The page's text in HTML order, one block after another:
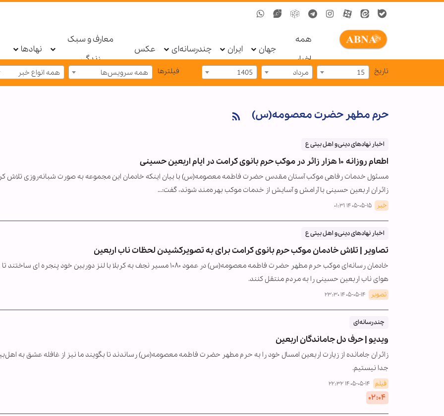
همه
اخبار
جهان ایران چندرسانه‌ای عکس
معارف و سبک
زندگی
نهادها
تاریخ 15 مرداد 1405 فیلترها همه سرویس‌ها همه انواع خبر
حرم مطهر حضرت معصومه(س)
اخبار نهادهای دینی و اهل بیتی ع
اطعام روزانه ۱۰ هزار زائر در موکب حرم بانوی کرامت در ایام اربعین حسینی
مسئول خدمات رفاهی موکب آستان مقدس حضرت فاطمه معصومه(س) با بیان اینکه خادمان این مجموعه به صورت شبانه‌روزی تلاش
زائران اربعین حسینی با آرامش و آسایش از خدمات موکب بهره‌مند شوند، گفت:…
خبر ۱۴۰۵-۰۵-۱۵ ۰۱:۳۱
اخبار نهادهای دینی و اهل بیتی ع
تصاویر | تلاش خادمان موکب حرم بانوی کرامت برای به تصویرکشیدن لحظات ناب اربعین
خادمان رسانه‌ای موکب حرم مطهر حضرت فاطمه معصومه(س) در عمود ۱۰۸۰ مسیر نجف به کربلا با لنز دوربین خود پنجره ای
هوای ناب اربعین حسینی را به مردم منتقل کنند.
تصویر ۱۴۰۵-۰۵-۱۴ ۲۳:۳۰
چندرسانه‌ای
ویدیو | حرف دل جاماندگان اربعین
زائران جامانده از زیارت اربعین امسال خود را به حرم مطهر حضرت فاطمه معصومه(س) رساندند تا بگویند ما نیز از غافله عشق به
جدا نیستیم.
فیلم ۱۴۰۵-۰۵-۱۴ ۲۲:۳۲
۰۲:۰۴